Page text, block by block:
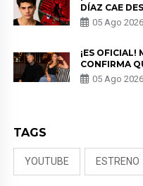
DÍAZ CAE
EN “ESTO ES
05 Ago 2026
¡ES OFICIAL!
CONFIRMA
MILETT
PUDO MÁS”
05 Ago 2026
TAGS
YOUTUBE ESTRENO